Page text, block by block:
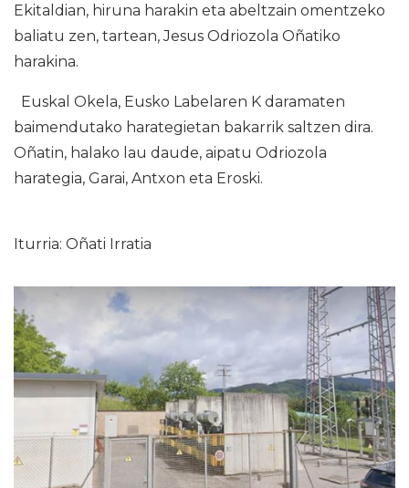
Ekitaldian, hiruna harakin eta abeltzain omentzeko
baliatu zen, tartean, Jesus Odriozola Oñatiko
harakina.
Euskal Okela, Eusko Labelaren K daramaten
baimendutako harategietan bakarrik saltzen dira.
Oñatin, halako lau daude, aipatu Odriozola
harategia, Garai, Antxon eta Eroski.
Iturria: Oñati Irratia